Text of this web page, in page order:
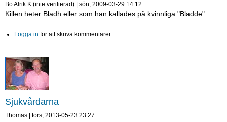
Bo Alrik K (inte verifierad) sön, 2009-03-29 14:12
Killen heter Bladh eller som han kallades på kvinnliga "Bladde"
Logga in för att skriva kommentarer
Sjukvårdarna
Thomas tors, 2013-05-23 23:27